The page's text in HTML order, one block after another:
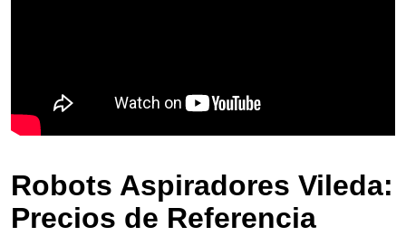
Robots Aspiradores Vileda:
Precios de Referencia